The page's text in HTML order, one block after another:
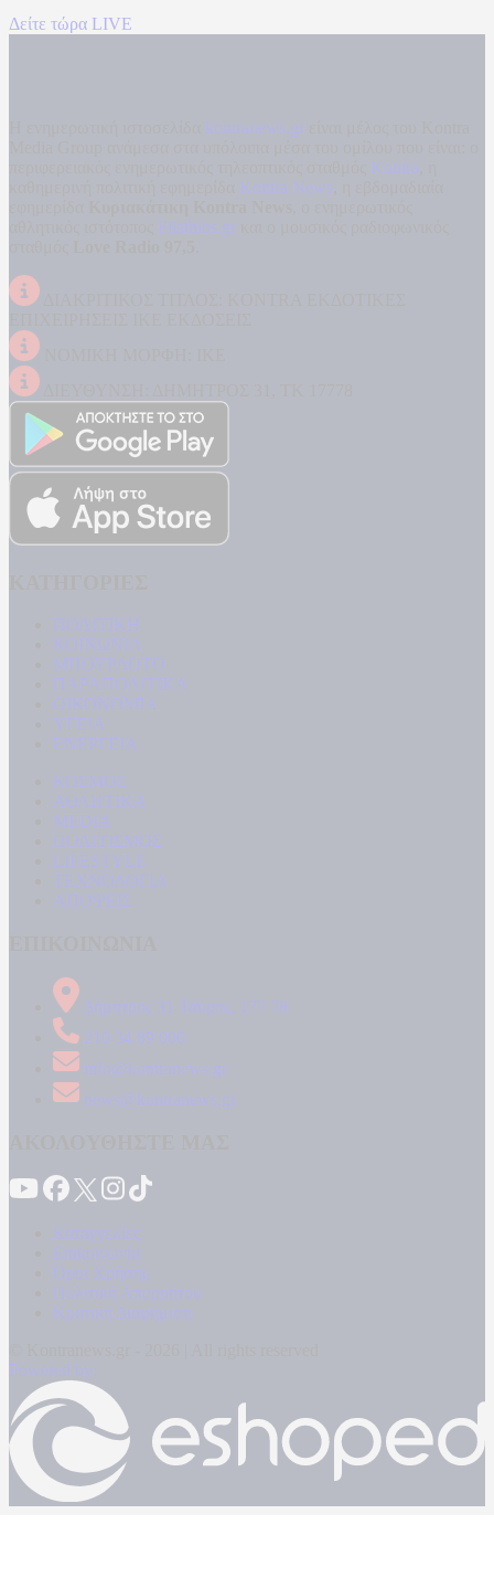
Δείτε τώρα LIVE
kontranews.gr
Kontra
Kontra News
Filathlos.gr
ΠΟΛΙΤΙΚΗ
ΚΟΙΝΩΝΙΑ
ΜΠΟΥΡΛΟΤΟ
ΠΑΡΑΠΟΛΙΤΙΚΑ
ΟΙΚΟΝΟΜΙΑ
ΥΓΕΙΑ
ΕΝΕΡΓΕΙΑ
ΚΟΣΜΟΣ
ΑΘΛΗΤΙΚΑ
MEDIA
ΠΟΛΙΤΙΣΜΟΣ
LIFESTYLE
ΤΕΧΝΟΛΟΓΙΑ
ΑΠΟΨΕΙΣ
Δήμητρος 31 Ταύρος, 177 78
210 34 89 000
info@kontranews.gr
news@kontranews.gr
Καταγγελίες
Επικοινωνία
Όροι Χρήσης
Πολιτική Απορρήτου
Κρατική Διαφήμιση
Powered by: